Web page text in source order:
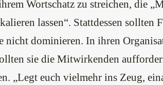
Wortschatz zu streichen, die
lassen“. Stattdessen sollten
nicht dominieren. In ihren
sie die Mitwirkenden
„Legt euch vielmehr ins Zeug,